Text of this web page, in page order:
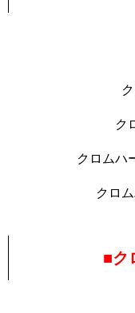
ク
クロムハ
クロ
■ク